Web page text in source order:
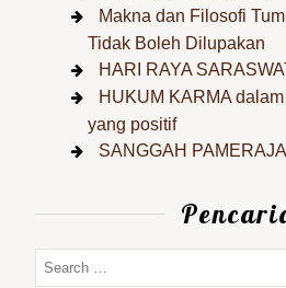
Makna dan Filosofi
Tidak Boleh Dilupakan
HARI RAYA
HUKUM KARMA
yang positif
SANGGAH